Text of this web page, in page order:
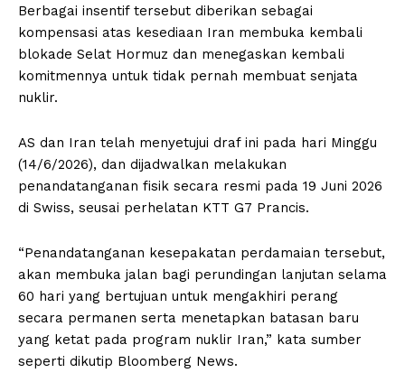
Berbagai insentif tersebut diberikan sebagai
kompensasi atas kesediaan Iran membuka kembali
blokade Selat Hormuz dan menegaskan kembali
komitmennya untuk tidak pernah membuat senjata
nuklir.
AS dan Iran telah menyetujui draf ini pada hari Minggu
(14/6/2026), dan dijadwalkan melakukan
penandatanganan fisik secara resmi pada 19 Juni 2026
di Swiss, seusai perhelatan KTT G7 Prancis.
“Penandatanganan kesepakatan perdamaian tersebut,
akan membuka jalan bagi perundingan lanjutan selama
60 hari yang bertujuan untuk mengakhiri perang
secara permanen serta menetapkan batasan baru
yang ketat pada program nuklir Iran,” kata sumber
seperti dikutip Bloomberg News.